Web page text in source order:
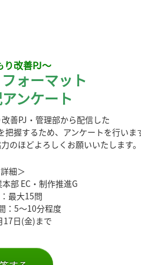
り改善PJ～
ォーマッ ト
ンケート
善PJ・管理部から配信した
把握するため、 アンケートを行いま
のほどよろしくお願いいたします。
細＞
部 EC・制作推進G
最大15問
：5～10分程度
17日(金)まで